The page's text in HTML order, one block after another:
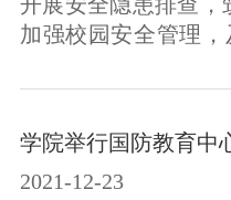
部队服役期间，工作
加强校园安全管理，
想，维护校园安全
开学至今，集中开
查，有效防范化解安
学院举行国防教育中
2021-12-23